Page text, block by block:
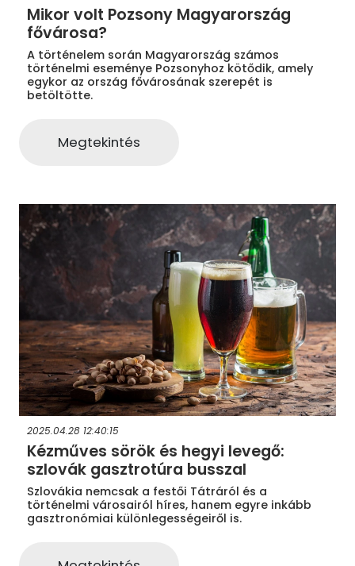
Mikor volt Pozsony Magyarország
fővárosa?
A történelem során Magyarország számos
történelmi eseménye Pozsonyhoz kötődik, amely
egykor az ország fővárosának szerepét is
betöltötte.
Megtekintés
2025.04.28 12:40:15
Kézműves sörök és hegyi levegő:
szlovák gasztrotúra busszal
Szlovákia nemcsak a festői Tátráról és a
történelmi városairól híres, hanem egyre inkább
gasztronómiai különlegességeiről is.